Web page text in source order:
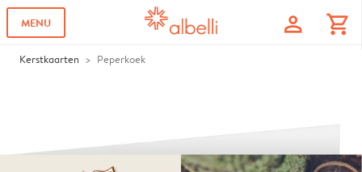
MENU profile shopping_cart
Kerstkaarten Peperkoek